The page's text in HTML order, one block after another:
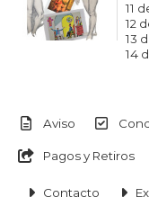
11
12
13
14
Aviso
Pagos y Retiros
Contacto